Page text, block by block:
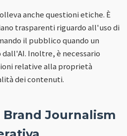
anche questioni etiche. È
trasparenti riguardo all'uso di
il pubblico quando un
Inoltre, è necessario
relative alla proprietà
dei contenuti.
Journalism